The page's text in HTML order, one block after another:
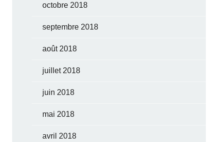
octobre 2018
septembre 2018
août 2018
juillet 2018
juin 2018
mai 2018
avril 2018